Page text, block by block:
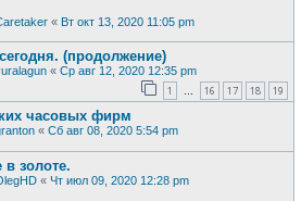
« Вт окт 13, 2020 11:05 pm
(продолжение)
« Ср авг 12, 2020 12:35 pm
1 … 16 17 18 19
часовых фирм
« Сб авг 08, 2020 5:54 pm
в золоте.
« Чт июл 09, 2020 12:28 pm